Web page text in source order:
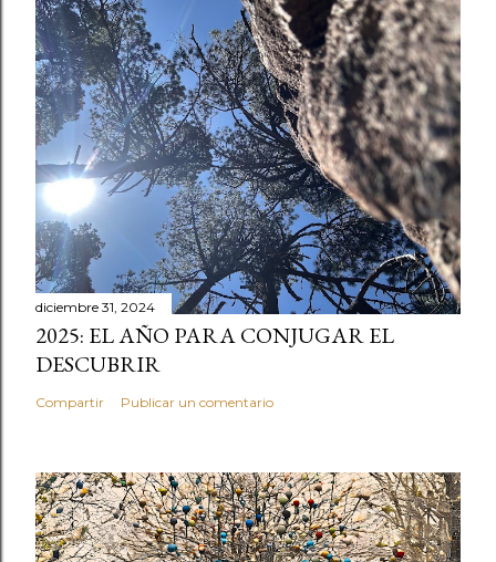
diciembre 31, 2024
2025: EL AÑO PARA CONJUGAR EL
DESCUBRIR
Compartir Publicar un comentario